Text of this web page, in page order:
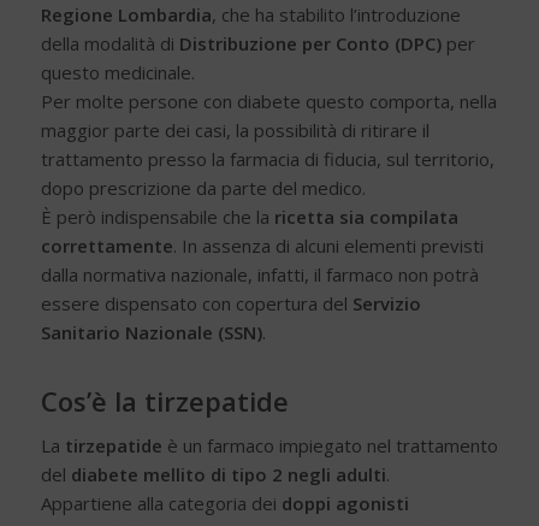
Regione Lombardia, che ha stabilito l’introduzione
della modalità di Distribuzione per Conto (DPC)per
questo medicinale.
Per molte persone con diabete questo comporta, nella
maggior parte dei casi, la possibilità di ritirare il
trattamento presso la farmacia di fiducia, sul territorio,
dopo prescrizione da parte del medico.
È però indispensabile che la ricetta sia compilata
correttamente. In assenza di alcuni elementi previsti
dalla normativa nazionale, infatti, il farmaco non potrà
essere dispensato con copertura del Servizio
Sanitario Nazionale (SSN).
Cos’è la tirzepatide
La tirzepatide è un farmaco impiegato nel trattamento
del diabete mellito di tipo 2 negli adulti.
Appartiene alla categoria dei doppi agonisti